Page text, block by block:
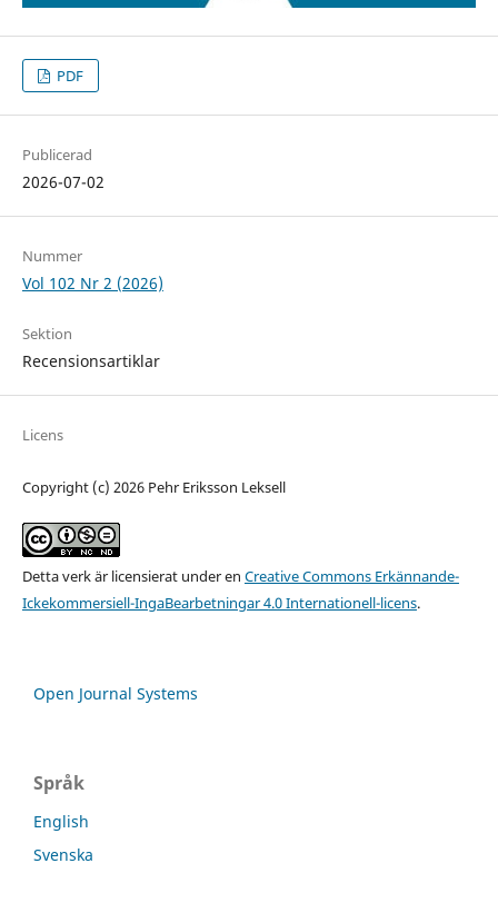
PDF
Publicerad
2026-07-02
Nummer
Vol 102 Nr 2 (2026)
Sektion
Recensionsartiklar
Licens
Copyright (c) 2026 Pehr Eriksson Leksell
Detta verk är licensierat under en Creative Commons Erkännande-
Ickekommersiell-IngaBearbetningar 4.0 Internationell-licens.
Open Journal Systems
Språk
English
Svenska